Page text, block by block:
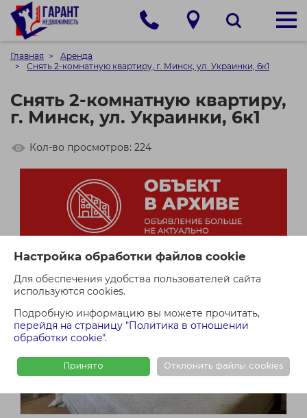
Настройка обработки файлов cookie
Для обеспечения удобства пользователей сайта
используются cookies.
Подробную информацию вы можете прочитать,
перейдя на страницу "Политика в отношении
обработки cookie".
Принято Отклонить файлы cookies
Главная
Аренда
Снять 2-комнатную квартиру, г. Минск, ул. Украинки, 6к1
Снять 2-комнатную квартиру,
г. Минск, ул. Украинки, 6к1
Кол-во просмотров: 224